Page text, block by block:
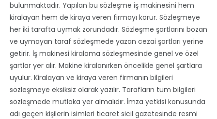
bulunmaktadır. Yapılan bu sözleşme iş makinesini hem
kiralayan hem de kiraya veren firmayı korur. Sözleşmeye
her iki tarafta uymak zorundadır. Sözleşme şartlarını bozan
ve uymayan taraf sözleşmede yazan cezai şartları yerine
getirir. İş makinesi kiralama sözleşmesinde genel ve özel
şartlar yer alır. Makine kiralanırken öncelikle genel şartlara
uyulur. Kiralayan ve kiraya veren firmanın bilgileri
sözleşmeye eksiksiz olarak yazılır. Tarafların tüm bilgileri
sözleşmede mutlaka yer almalıdır. İmza yetkisi konusunda
adı geçen kişilerin isimleri ticaret sicil gazetesinde resmi